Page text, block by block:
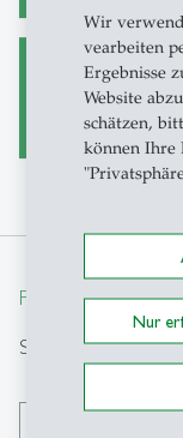
Wir
vearbeiten
Ergebnisse
Website
schätzen,
können Ihre
Nur
Publikationen
From insight to
Suche